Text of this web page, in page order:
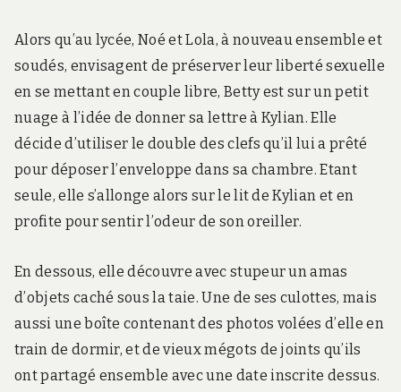
Alors qu’au lycée, Noé et Lola, à nouveau ensemble et
soudés, envisagent de préserver leur liberté sexuelle
en se mettant en couple libre, Betty est sur un petit
nuage à l’idée de donner sa lettre à Kylian. Elle
décide d’utiliser le double des clefs qu’il lui a prêté
pour déposer l’enveloppe dans sa chambre. Etant
seule, elle s’allonge alors sur le lit de Kylian et en
profite pour sentir l’odeur de son oreiller.
En dessous, elle découvre avec stupeur un amas
d’objets caché sous la taie. Une de ses culottes, mais
aussi une boîte contenant des photos volées d’elle en
train de dormir, et de vieux mégots de joints qu’ils
ont partagé ensemble avec une date inscrite dessus.